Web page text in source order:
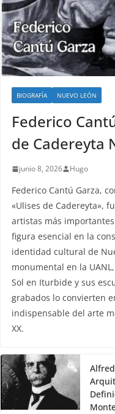
BIOGRAFÍA NUEVO LEÓN
Federico
de Cadereyta
junio 8, 2026 Hugo
Federico Cantú Garza,
«Ulises de Cadereyta»,
artistas más
figura esencial en la
identidad cultural de
monumental en la
Sol en Iturbide y sus
grabados lo convierten
indispensable del arte
XX.